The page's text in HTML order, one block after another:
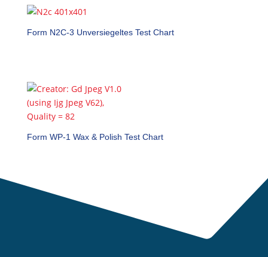
Form N2C-3 Unversiegeltes Test Chart
Form WP-1 Wax & Polish Test Chart